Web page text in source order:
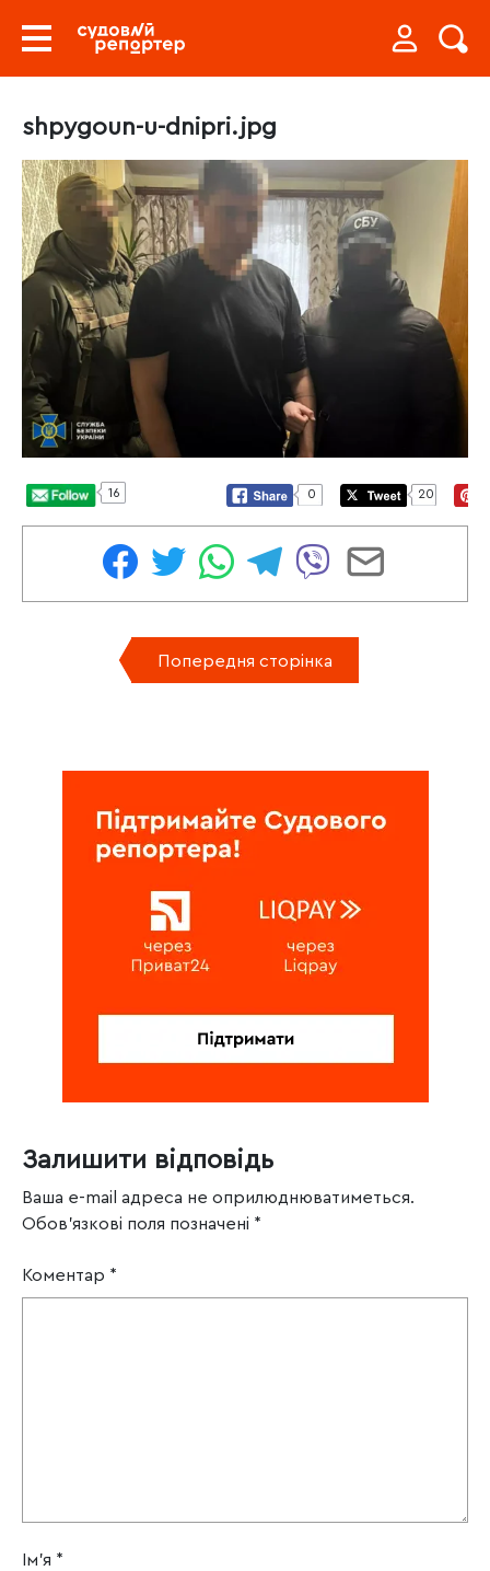
shpygoun-u-dnipri.jpg
16 0 20
Попередня сторінка
Залишити відповідь
Ваша e-mail адреса не оприлюднюватиметься.
Обов’язкові поля позначені *
Коментар *
Ім'я *